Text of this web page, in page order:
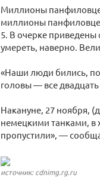
Миллионы
миллионы
5. В очерке приведены
умереть, наверно.
«Наши люди бились,
головы — все
Накануне, 27 ноября,
немецкими танками, в
пропустили», —
источник: cdnimg.rg.ru